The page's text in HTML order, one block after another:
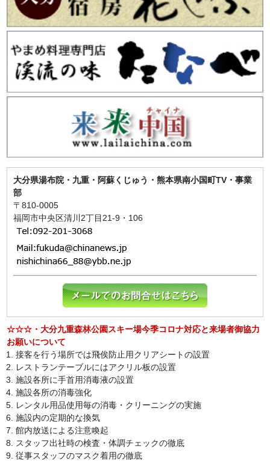
大分県湯布院・九重・阿蘇くじゅう・熊本県南小国町TV・事業
部
〒810-0005
福岡市中央区清川2丁目21-9・106
☆☆☆・大分九重森林公園スキー場今季コロナ対応と来場者御協力
お願いについて
接客を行う場所では飛俟防止用クリアシートの設置
レストランテーブルにはアクリル板の設置
施設各所に手首用消毒液の設置
施設各所の消毒強化
レンタル用品使用毎の消毒・クリーニングの実施
施設内の定期的な換気
館内放送による注意喚起
スタッフ出社時の検査・体調チェックの徹底
従事スタッフのマスク着用の徹底